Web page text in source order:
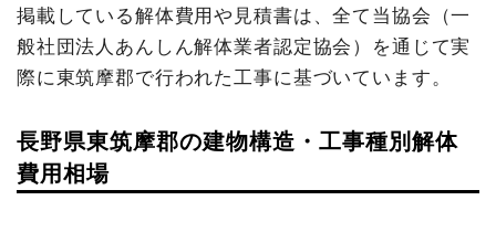
掲載している解体費用や見積書は、全て当協会（一
般社団法人あんしん解体業者認定協会）を通じて実
際に東筑摩郡で行われた工事に基づいています。
長野県東筑摩郡の建物構造・工事種別解体
費用相場